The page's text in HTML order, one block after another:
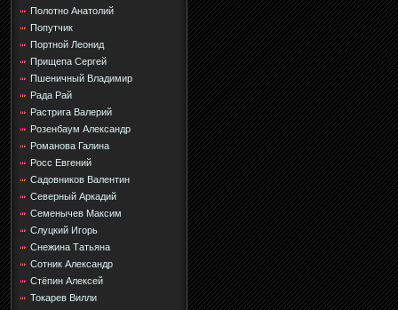
Полотно Анатолий
Попутчик
Портной Леонид
Прищепа Сергей
Пшеничный Владимир
Рада Рай
Растрига Валерий
Розенбаум Александр
Романова Галина
Росс Евгений
Садовников Валентин
Северный Аркадий
Семенычев Максим
Слуцкий Игорь
Снежина Татьяна
Сотник Александр
Стёпин Алексей
Токарев Вилли